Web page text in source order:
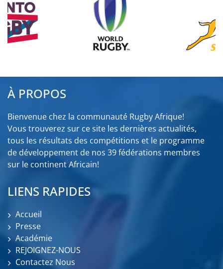
À PROPOS
Bienvenue chez la communauté Rugby Afrique!
Vous trouverez sur ce site les dernières actualités,
tous les résultats des compétitions et le programme
de développement de nos 39 fédérations membres
sur le continent Africain!
LIENS RAPIDES
Accueil
Presse
Académie
REJOIGNEZ-NOUS
Contactez Nous